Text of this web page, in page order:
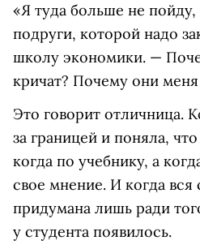
«Я туда больше не
подруги, которой надо
школу экономики. —
кричат? Почему они
Это говорит отличница.
за границей и поняла,
когда по учебнику, а
свое мнение. И когда вся
придумана лишь ради
у студента появилось.